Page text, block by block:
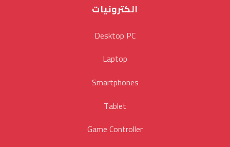
الكترونيات
Desktop PC
Laptop
Smartphones
Tablet
Game Controller